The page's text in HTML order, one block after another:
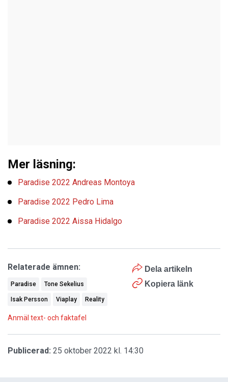
Mer läsning:
Paradise 2022 Andreas Montoya
Paradise 2022 Pedro Lima
Paradise 2022 Aissa Hidalgo
Dela artikeln
Kopiera länk
Relaterade ämnen:
Paradise Tone Sekelius
Isak Persson Viaplay Reality
Anmäl text- och faktafel
Publicerad: 25 oktober 2022 kl. 14:30